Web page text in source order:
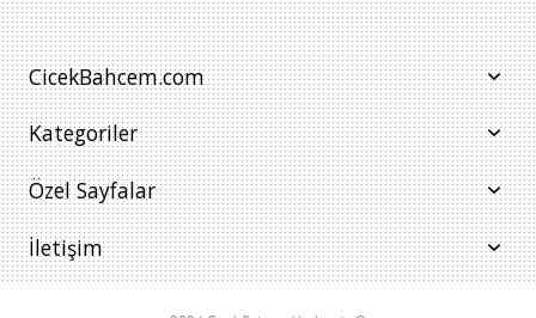
CicekBahcem.com
Kategoriler
Özel Sayfalar
İletişim